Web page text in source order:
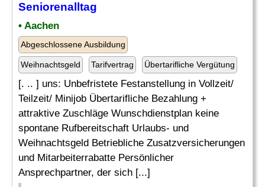
Seniorenalltag
• Aachen
Abgeschlossene Ausbildung
Weihnachtsgeld Tarifvertrag Übertarifliche Vergütung
[. .. ] uns: Unbefristete Festanstellung in Vollzeit/
Teilzeit/ Minijob Übertarifliche Bezahlung +
attraktive Zuschläge Wunschdienstplan keine
spontane Rufbereitschaft Urlaubs- und
Weihnachtsgeld Betriebliche Zusatzversicherungen
und Mitarbeiterrabatte Persönlicher
Ansprechpartner, der sich [...]